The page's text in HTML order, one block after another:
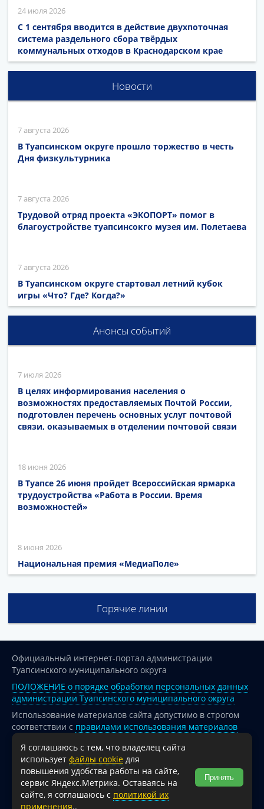
24 июля 2026
С 1 сентября вводится в действие двухпоточная
система раздельного сбора твёрдых
коммунальных отходов в Краснодарском крае
Новости
7 августа 2026
В Туапсинском округе прошло торжество в честь
Дня физкультурника
7 августа 2026
Трудовой отряд проекта «ЭКОПОРТ» помог в
благоустройстве туапсинсокго музея им. Полетаева
7 августа 2026
В Туапсинском округе стартовал летний кубок
игры «Что? Где? Когда?»
Анонсы событий
7 июля 2026
В целях информирования населения о
возможностях предоставляемых Почтой России,
подготовлен перечень основных услуг почтовой
связи, оказываемых в отделении почтовой связи
18 июня 2026
В Туапсе 26 июня пройдет Всероссийская ярмарка
трудоустройства «Работа в России. Время
возможностей»
8 июня 2026
Национальная премия «МедиаПоле»
Горячие линии
Официальный интернет-портал администрации
Туапсинского муниципального округа
ПОЛОЖЕНИЕ о порядке обработки персональных данных
администрации Туапсинского муниципального округа
Использование материалов сайта допустимо в строгом
соответствии с правилами использования материалов
опубликованных на сайте
При перепечатке и использовании информации ссылка
на источник обязательна.
Для сайтов и страниц сети Интернет обязательна
активная гиперссылка на официальный интернет-портал
Я соглашаюсь с тем, что владелец сайта
использует файлы cookie для
повышения удобства работы на сайте,
сервис Яндекс.Метрика. Оставаясь на
сайте, я соглашаюсь с политикой их
применения..
Принять